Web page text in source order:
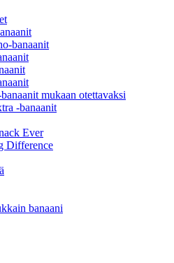
banaanit
mukaan otettavaksi
-banaanit
Ever
Difference
banaani